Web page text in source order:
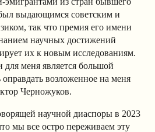
выдающимся советским и
так что премия его имени
научных достижений
их к новым исследованиям.
меня является большой
возложенное на меня
Черножуков.
научной диаспоры в 2023
мы все остро переживаем эту